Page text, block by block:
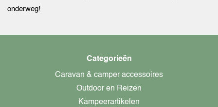
onderweg!
Categorieën
Caravan & camper accessoires
Outdoor en Reizen
Kampeerartikelen